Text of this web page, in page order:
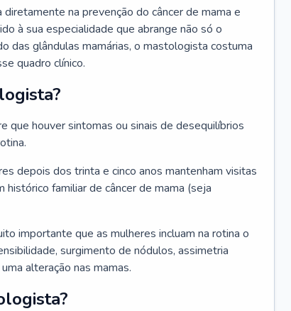
na prevenção do câncer de mama e
à sua especialidade que abrange não só o
das glândulas mamárias, o mastologista costuma
quadro clínico.
que houver sintomas ou sinais de desequilíbrios
depois dos trinta e cinco anos mantenham visitas
histórico familiar de câncer de mama (seja
importante que as mulheres incluam na rotina o
surgimento de nódulos, assimetria
alteração nas mamas.